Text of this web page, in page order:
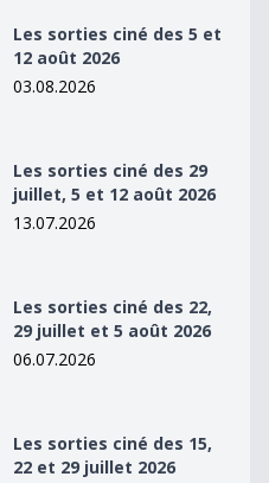
août 2026
Les sorties ciné des 5 et
12 août 2026
03.08.2026
5 et 12 août 2026
Les sorties ciné des 29
juillet, 5 et 12 août 2026
13.07.2026
juillet et 5 août 2026
Les sorties ciné des 22,
29 juillet et 5 août 2026
06.07.2026
et 29 juillet 2026
Les sorties ciné des 15,
22 et 29 juillet 2026